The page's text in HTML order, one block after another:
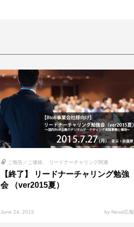
ご報告／ご連絡 リードナーチャリング関連
【終了】 リードナーチャリング勉強
会 （ver2015夏）
June 24, 2015 by Nexal広報